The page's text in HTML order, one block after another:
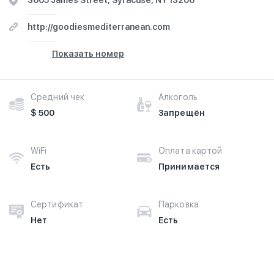
http://goodiesmediterranean.com
Показать номер
Средний чек
$ 500
Алкоголь
Запрещён
WiFi
Есть
Оплата картой
Принимается
Сертификат
Нет
Парковка
Есть